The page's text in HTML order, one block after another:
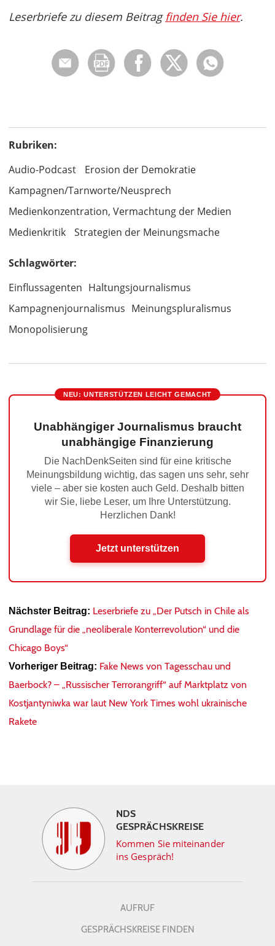
Leserbriefe zu diesem Beitrag finden Sie hier.
Rubriken:
Audio-Podcast
Erosion der Demokratie
Kampagnen/Tarnworte/Neusprech
Medienkonzentration, Vermachtung der Medien
Medienkritik
Strategien der Meinungsmache
Schlagwörter:
Einflussagenten Haltungsjournalismus
Kampagnenjournalismus Meinungspluralismus
Monopolisierung
NEU: UNTERSTÜTZEN LEICHT GEMACHT
Unabhängiger Journalismus braucht
unabhängige Finanzierung
Die NachDenkSeiten sind für eine kritische
Meinungsbildung wichtig, das sagen uns sehr, sehr
viele – aber sie kosten auch Geld. Deshalb bitten
wir Sie, liebe Leser, um Ihre Unterstützung.
Herzlichen Dank!
Jetzt unterstützen
Nächster Beitrag: Leserbriefe zu „Der Putsch in Chile als
Grundlage für die „neoliberale Konterrevolution“ und die
Chicago Boys“
Vorheriger Beitrag: Fake News von Tagesschau und
Baerbock? – „Russischer Terrorangriff“ auf Marktplatz von
Kostjantyniwka war laut New York Times wohl ukrainische
Rakete
NDS
GESPRÄCHSKREISE
Kommen Sie miteinander
ins Gespräch!
AUFRUF
GESPRÄCHSKREISE FINDEN